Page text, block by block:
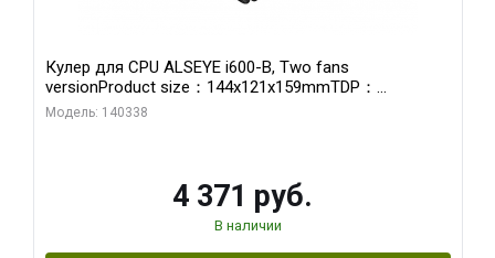
Кулер для CPU ALSEYE i600-B, Two fans
versionProduct size：144x121x159mmTDP：
270WSoldering technology CD textureApplication:Intel：
Модель: 140338
4 371 руб.
В наличии